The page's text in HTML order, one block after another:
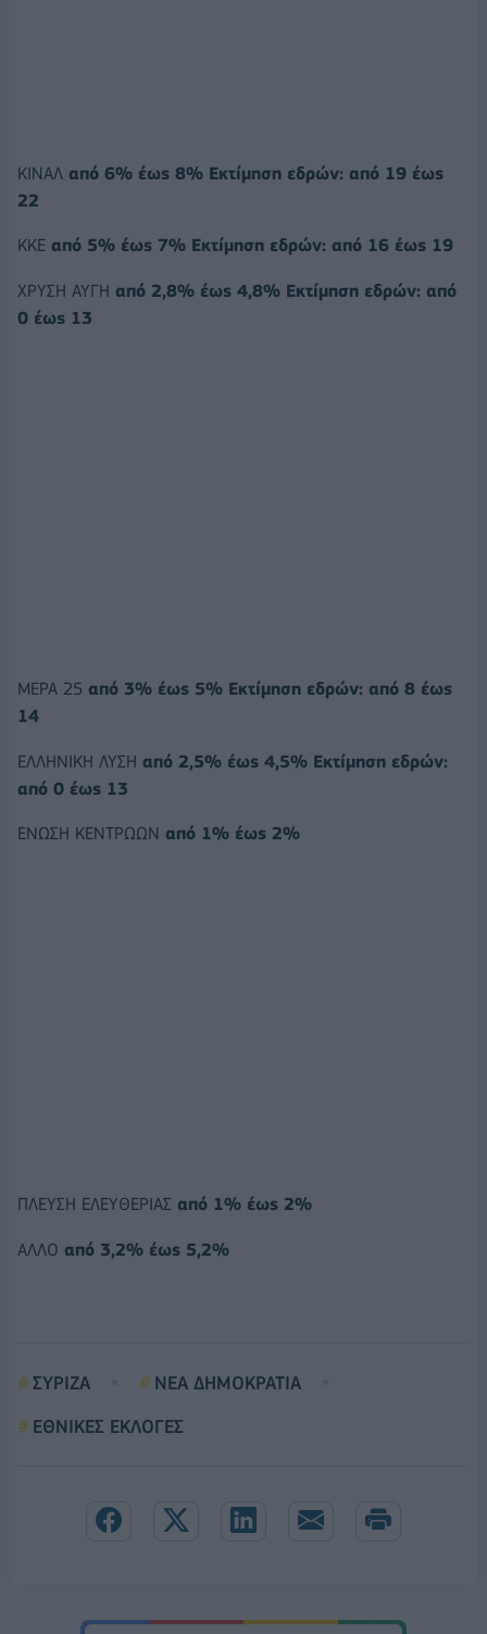
ΚΙΝΑΛ από 6% έως 8% Εκτίμηση εδρών: από 19 έως
22
ΚΚΕ από 5% έως 7% Εκτίμηση εδρών: από 16 έως 19
ΧΡΥΣΗ ΑΥΓΗ από 2,8% έως 4,8% Εκτίμηση εδρών: από
0 έως 13
ΜΕΡΑ 25 από 3% έως 5% Εκτίμηση εδρών: από 8 έως
14
ΕΛΛΗΝΙΚΗ ΛΥΣΗ από 2,5% έως 4,5% Εκτίμηση εδρών:
από 0 έως 13
ΕΝΩΣΗ ΚΕΝΤΡΩΩΝ από 1% έως 2%
ΠΛΕΥΣΗ ΕΛΕΥΘΕΡΙΑΣ από 1% έως 2%
ΑΛΛΟ από 3,2% έως 5,2%
ΣΥΡΙΖΑ
ΝΕΑ ΔΗΜΟΚΡΑΤΙΑ
ΕΘΝΙΚΕΣ ΕΚΛΟΓΕΣ